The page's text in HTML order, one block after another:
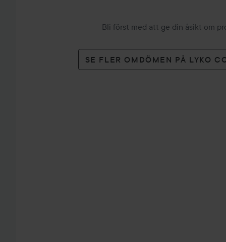
Bli först med att ge din åsikt om
SE FLER OMDÖMEN PÅ LYKO